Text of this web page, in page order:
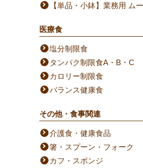
【単品・小鉢】業務用 ム
医療食
塩分制限食
タンパク制限食A・B・C
カロリー制限食
バランス健康食
その他・食事関連
介護食・健康食品
箸・スプーン・フォーク
カフ・スポンジ